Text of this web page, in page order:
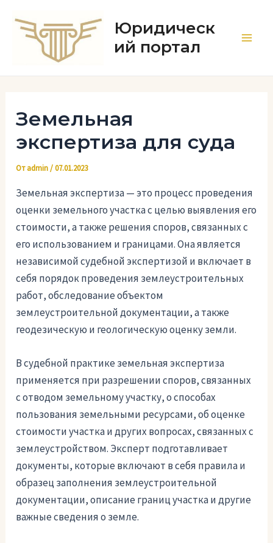
содержимому
Юридическ
ий портал
Земельная
экспертиза для суда
Отadmin/07.01.2023
Земельная экспертиза — это процесс проведения
оценки земельного участка с целью выявления его
стоимости, а также решения споров, связанных с
его использованием и границами. Она является
независимой судебной экспертизой и включает в
себя порядок проведения землеустроительных
работ, обследование объектом
землеустроительной документации, а также
геодезическую и геологическую оценку земли.
В судебной практике земельная экспертиза
применяется при разрешении споров, связанных
с отводом земельному участку, о способах
пользования земельными ресурсами, об оценке
стоимости участка и других вопросах, связанных с
землеустройством. Эксперт подготавливает
документы, которые включают в себя правила и
образец заполнения землеустроительной
документации, описание границ участка и другие
важные сведения о земле.